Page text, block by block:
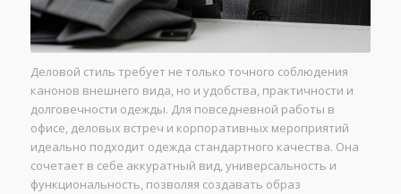
Деловой стиль требует не только точного соблюдения
канонов внешнего вида, но и удобства, практичности и
долговечности одежды. Для повседневной работы в
офисе, деловых встреч и корпоративных мероприятий
идеально подходит одежда стандартного качества. Она
сочетает в себе аккуратный вид, универсальность и
функциональность, позволяя создавать образ